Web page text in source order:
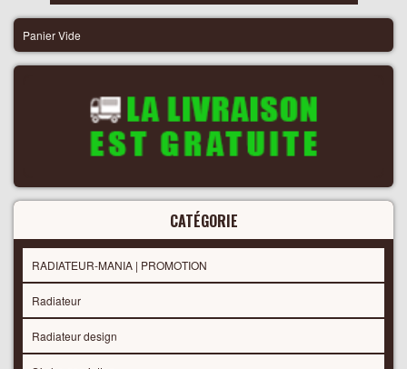
Panier Vide
CATÉGORIE
RADIATEUR-MANIA | PROMOTION
Radiateur
Radiateur design